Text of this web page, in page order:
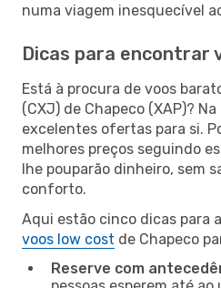
numa viagem inesquecível
Dicas para encontrar
Está à procura de voos
(CXJ) de Chapeco (XAP)?
excelentes ofertas para si.
melhores preços seguindo
lhe pouparão dinheiro, sem
conforto.
Aqui estão cinco dicas para
voos low cost de Chapeco
Reserve com